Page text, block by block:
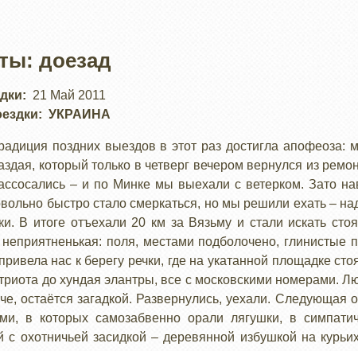
доезад
21 Май 2011
УКРАИНА
поздних выездов в этот раз достигла
который только в четверг вечером вернулся из
– и по Минке мы выехали с ветерком. Зато
быстро стало смеркаться, но мы решили ехать –
В итоге отъехали 20 км за Вязьму и стали искать
неприятненькая: поля, местами подболочено,
нас к берегу речки, где на укатанной площадке
до хундая элантры, все с московскими номерами.
остаётся загадкой. Развернулись, уехали.
в которых самозабвенно орали лягушки, в
с охотничьей засидкой – деревянной избушкой на